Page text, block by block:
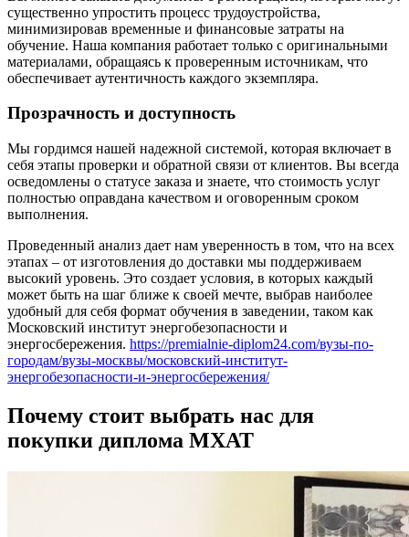
существенно упростить процесс трудоустройства,
минимизировав временные и финансовые затраты на
обучение. Наша компания работает только с оригинальными
материалами, обращаясь к проверенным источникам, что
обеспечивает аутентичность каждого экземпляра.
Прозрачность и доступность
Мы гордимся нашей надежной системой, которая включает в
себя этапы проверки и обратной связи от клиентов. Вы всегда
осведомлены о статусе заказа и знаете, что стоимость услуг
полностью оправдана качеством и оговоренным сроком
выполнения.
Проведенный анализ дает нам уверенность в том, что на всех
этапах – от изготовления до доставки мы поддерживаем
высокий уровень. Это создает условия, в которых каждый
может быть на шаг ближе к своей мечте, выбрав наиболее
удобный для себя формат обучения в заведении, таком как
Московский институт энергобезопасности и
энергосбережения. https://premialnie-diplom24.com/вузы-по-
городам/вузы-москвы/московский-институт-
энергобезопасности-и-энергосбережения/
Почему стоит выбрать нас для
покупки диплома МХАТ